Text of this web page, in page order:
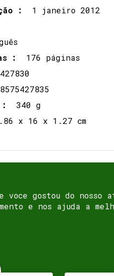
: 1 janeiro 2012
: 176 páginas
: 340 g
x 16 x 1.27 cm
voce gostou do nosso
e nos ajuda a